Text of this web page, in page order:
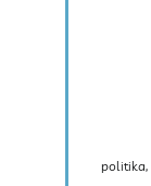
politika,